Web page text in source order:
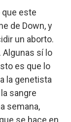
que este
de Down, y
un aborto.
sí lo
es que lo
la genetista
sangre
semana,